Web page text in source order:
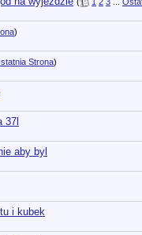
)
Strona)
37l
aby byl
i kubek